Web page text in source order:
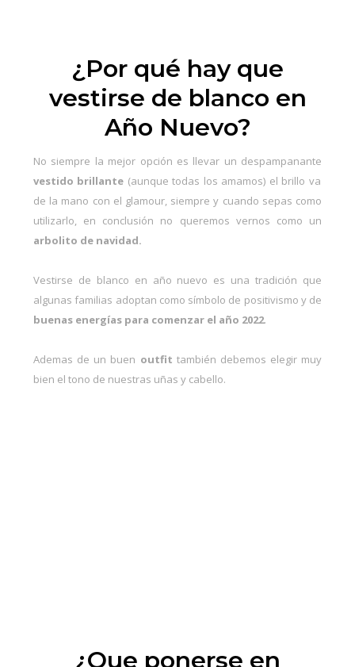
¿Por qué hay que
vestirse de blanco en
Año Nuevo?
No siempre la mejor opción es llevar un despampanante
vestido brillante (aunque todas los amamos) el brillo va
de la mano con el glamour, siempre y cuando sepas como
utilizarlo, en conclusión no queremos vernos como un
arbolito de navidad.
Vestirse de blanco en año nuevo es una tradición que
algunas familias adoptan como símbolo de positivismo y de
buenas energías para comenzar el año 2022.
Ademas de un buen outfit también debemos elegir muy
bien el tono de nuestras uñas y cabello.
¿Que ponerse en